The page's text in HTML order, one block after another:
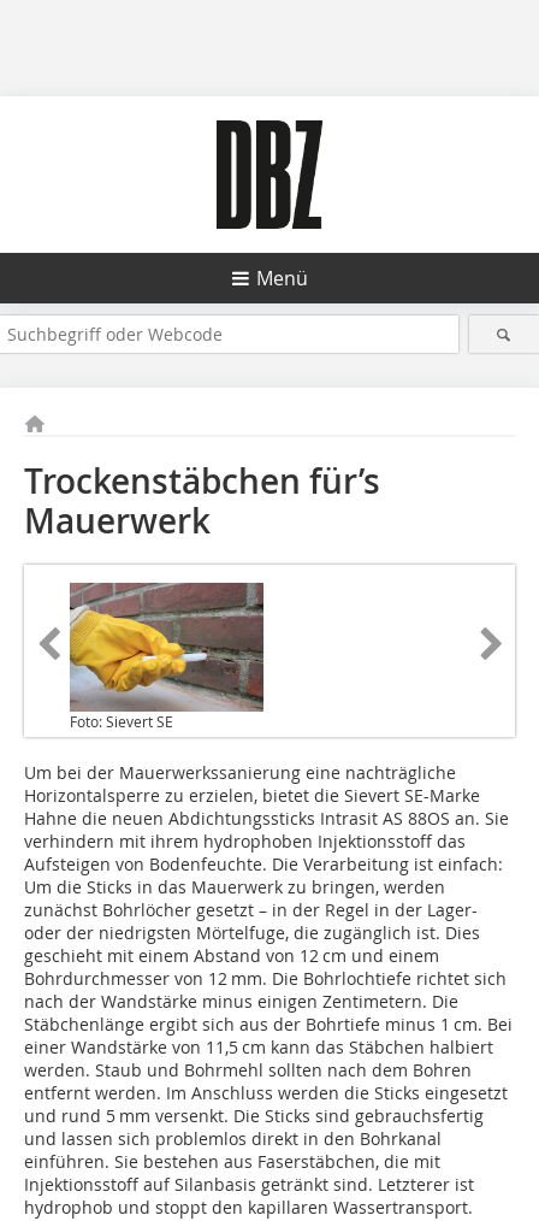
Menü
Trockenstäbchen für’s
Mauerwerk
Foto: Sievert SE
Um bei der Mauerwerkssanierung eine nachträgliche
Horizontalsperre zu erzielen, bietet die Sievert SE-Marke
Hahne die neuen Abdichtungssticks Intrasit AS 88OS an. Sie
verhindern mit ihrem hydrophoben Injektionsstoff das
Aufsteigen von Bodenfeuchte. Die Verarbeitung ist einfach:
Um die Sticks in das Mauerwerk zu bringen, werden
zunächst Bohrlöcher gesetzt – in der Regel in der Lager-
oder der niedrigsten Mörtelfuge, die zugänglich ist. Dies
geschieht mit einem Abstand von 12 cm und einem
Bohrdurchmesser von 12 mm. Die Bohrlochtiefe richtet sich
nach der Wandstärke minus einigen Zentimetern. Die
Stäbchenlänge ergibt sich aus der Bohrtiefe minus 1 cm. Bei
einer Wandstärke von 11,5 cm kann das Stäbchen halbiert
werden. Staub und Bohrmehl sollten nach dem Bohren
entfernt werden. Im Anschluss werden die Sticks eingesetzt
und rund 5 mm versenkt. Die Sticks sind gebrauchsfertig
und lassen sich problemlos direkt in den Bohrkanal
einführen. Sie bestehen aus Faserstäbchen, die mit
Injektionsstoff auf Silanbasis getränkt sind. Letzterer ist
hydrophob und stoppt den kapillaren Wassertransport.